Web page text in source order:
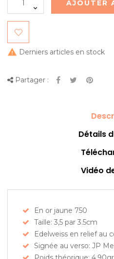
AJOUTER
 Derniers articles en stock
Partager :
Détails
Vidéo
En or jaune 750
Taille: 3,5 par 3.5cm
Edelweiss en relief au
Signée au verso: JP